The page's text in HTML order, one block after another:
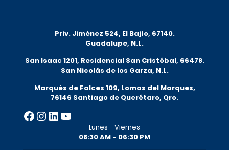
Priv. Jiménez 524, El Bajío, 67140.
Guadalupe, N.L.
San Isaac 1201, Residencial San Cristóbal, 66478.
San Nicolás de los Garza, N.L.
Marqués de Falces 109, Lomas del Marques,
76146 Santiago de Querétaro, Qro.
Facebook
Instagram
LinkedIn
YouTube
Lunes - Viernes
08:30 AM - 06:30 PM